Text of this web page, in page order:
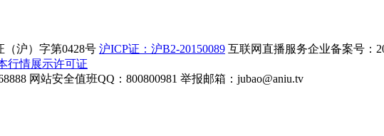
沪）字第0428号 沪ICP证：沪B2-20150089 互联网直播服务企业备案号：
行情展示许可证
网站安全值班QQ：800800981 举报邮箱： jubao@aniu.tv